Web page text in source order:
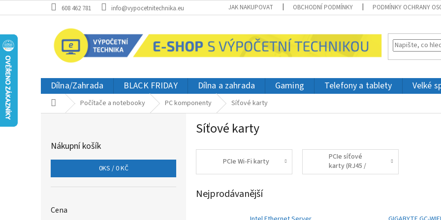
na
608 462 781 info@vypocetnitechnika.eu JAK NAKUPOVAT OBCHODNÍ PODMÍNKY PODMÍNKY OCHRANY
Dílna/Zahrada BLACK FRIDAY Dílna a zahrada Gaming Telefony a tablety Velké
Domů Počítače a notebooky PC komponenty Síťové karty
Nákupní košík
0KS /0 KČ
Cena
Síťové karty
PCIe Wi-Fi karty
PCIe síťové
karty (RJ45 /
LAN)
Nejprodávanější